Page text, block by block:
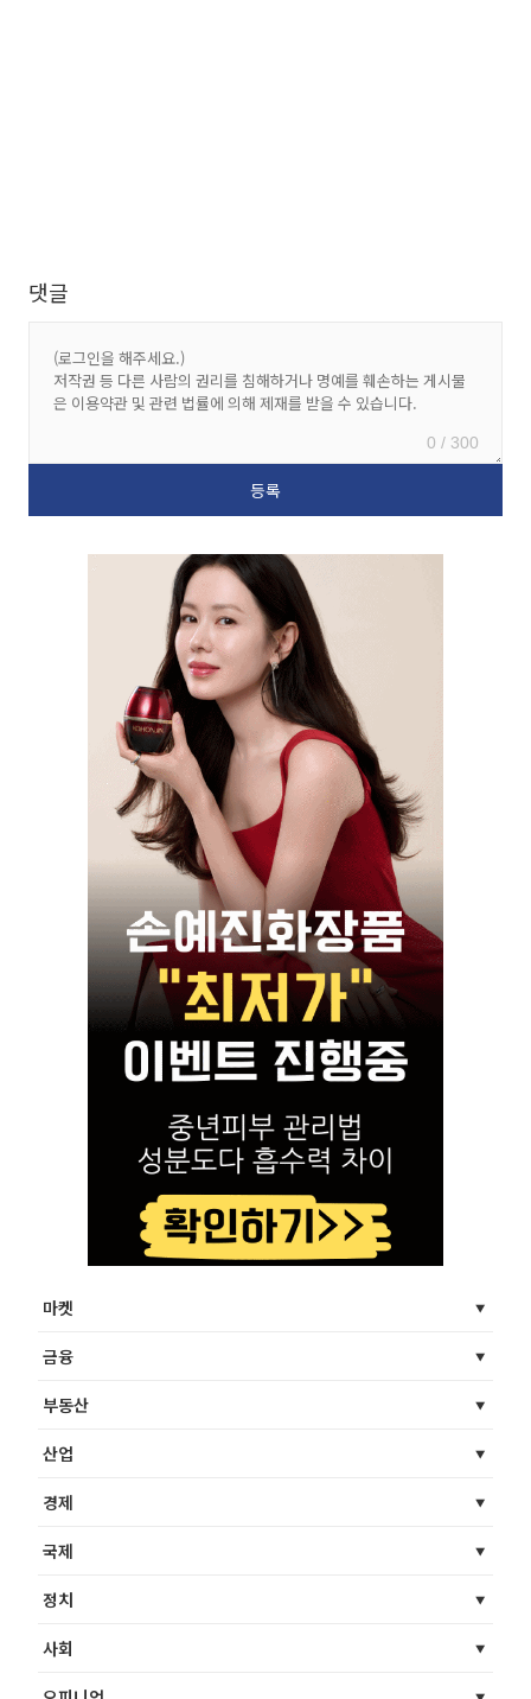
댓글
0 / 300
마켓
금융
부동산
산업
경제
국제
정치
사회